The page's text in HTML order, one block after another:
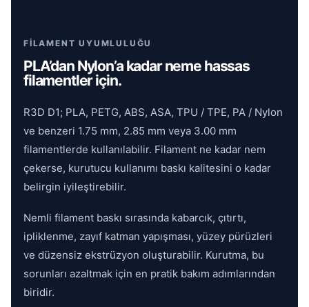
FİLAMENT UYUMLULUĞU
PLA’dan Nylon’a kadar neme hassas
filamentler için.
R3D D1; PLA, PETG, ABS, ASA, TPU / TPE, PA / Nylon
ve benzeri 1.75 mm, 2.85 mm veya 3.00 mm
filamentlerde kullanılabilir. Filament ne kadar nem
çekerse, kurutucu kullanımı baskı kalitesini o kadar
belirgin iyileştirebilir.
Nemli filament baskı sırasında kabarcık, çıtırtı,
ipliklenme, zayıf katman yapışması, yüzey pürüzleri
ve düzensiz ekstrüzyon oluşturabilir. Kurutma, bu
sorunları azaltmak için en pratik bakım adımlarından
biridir.